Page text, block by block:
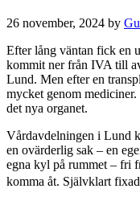
26 november, 2024 by
Efter lång väntan fick en
kommit ner från IVA till
Lund. Men efter en
mycket genom
det nya organet.
Vårdavdelningen i Lund
en ovärderlig sak – en
egna kyl på rummet – fri
komma åt. Självklart